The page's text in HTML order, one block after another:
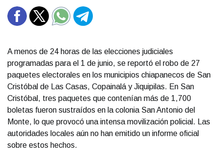
A menos de 24 horas de las elecciones judiciales
programadas para el 1 de junio, se reportó el robo de 27
paquetes electorales en los municipios chiapanecos de San
Cristóbal de Las Casas, Copainalá y Jiquipilas. En San
Cristóbal, tres paquetes que contenían más de 1,700
boletas fueron sustraídos en la colonia San Antonio del
Monte, lo que provocó una intensa movilización policial. Las
autoridades locales aún no han emitido un informe oficial
sobre estos hechos.